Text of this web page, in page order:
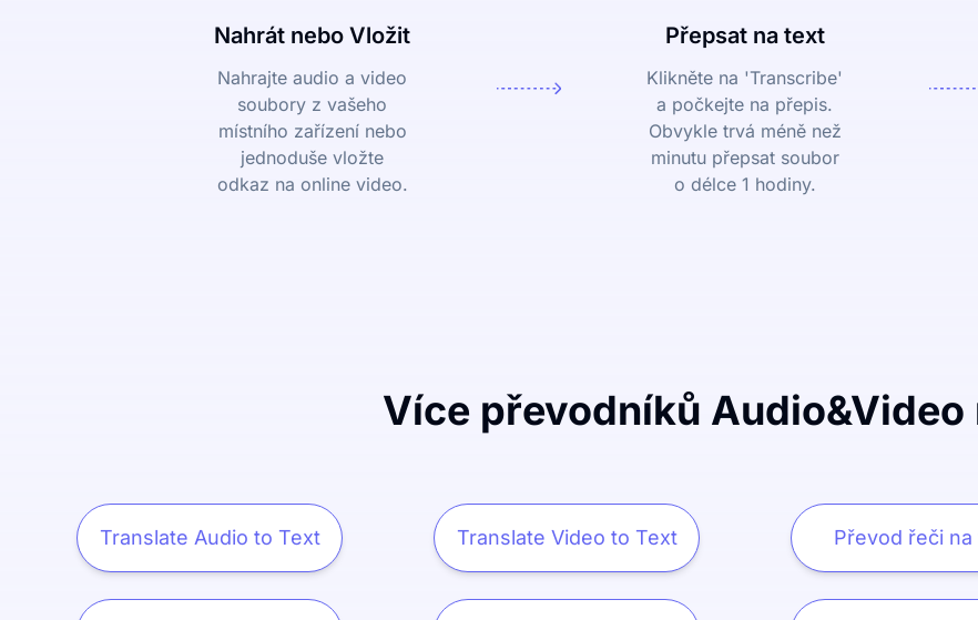
Nahrát nebo Vložit
Nahrajte audio a video
soubory z vašeho
místního zařízení nebo
jednoduše vložte
odkaz na online video.
Přepsat na text
Klikněte na 'Transcribe'
a počkejte na přepis.
Obvykle trvá méně než
minutu přepsat soubor
o délce 1 hodiny.
Více převodníků Audio&Video
Translate Audio to Text Translate Video to Text Převod řeči